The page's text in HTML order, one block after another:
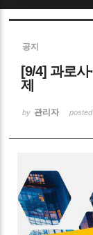
공지
[9/4] 과로
제
by 관리자 posted